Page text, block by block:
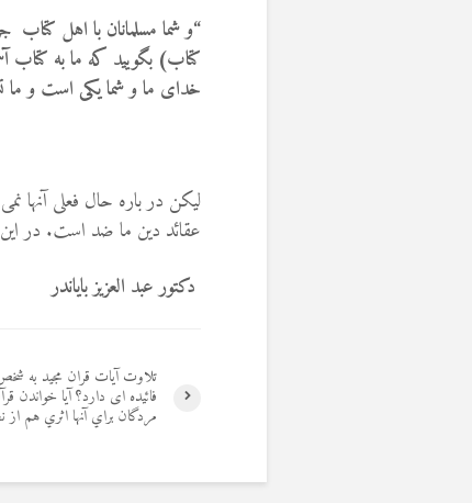
“و شما مسلمانان با اهل کتاب
کتاب) بگویید که ما به کتاب
خدای ما و شما یکی است و ما
لیکن در باره حال فعلی آنها
عقائد دین ما ضد است. در این
دکتور عبد العزیز بایاندر
تلاوت آیات قران مجید به
فائیده ای دارد؟ آيا خواندن
مردگان براي آنها اثري هم از